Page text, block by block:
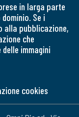
in larga parte
Se i
alla pubblicazione,
che
immagini
cookies